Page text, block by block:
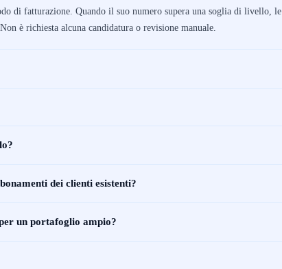
di fatturazione. Quando il suo numero supera una soglia di livello, le
è richiesta alcuna candidatura o revisione manuale.
dei clienti esistenti?
un portafoglio ampio?